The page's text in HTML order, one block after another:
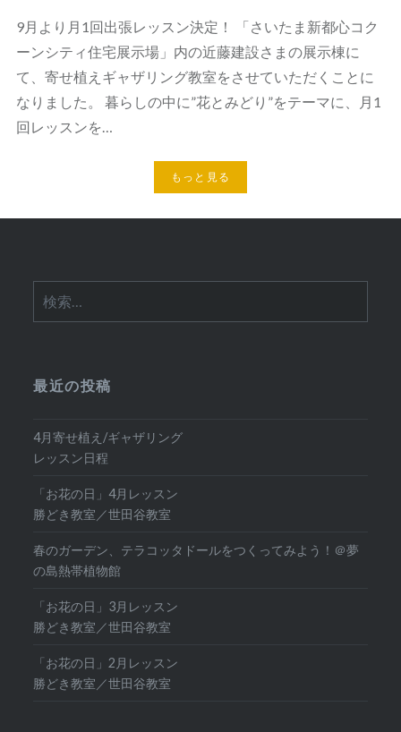
9月より月1回出張レッスン決定！ 「さいたま新都心コク
ーンシティ住宅展示場」内の近藤建設さまの展示棟に
て、寄せ植えギャザリング教室をさせていただくことに
なりました。 暮らしの中に”花とみどり”をテーマに、月1
回レッスンを…
もっと見る
索:
最近の投稿
4月寄せ植え/ギャザリング
レッスン日程
「お花の日」4月レッスン
勝どき教室／世田谷教室
春のガーデン、テラコッタドールをつくってみよう！＠夢
の島熱帯植物館
「お花の日」3月レッスン
勝どき教室／世田谷教室
「お花の日」2月レッスン
勝どき教室／世田谷教室